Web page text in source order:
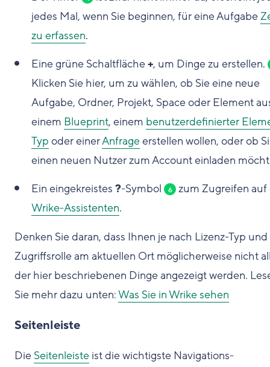
jedes Mal, wenn Sie beginnen, für eine Aufgabe
zu erfassen.
Eine grüne Schaltfläche+, um Dinge zu erstellen.
Klicken Sie hier, um zu wählen, ob Sie eine neue
Aufgabe, Ordner, Projekt, Space oder Element
einem Blueprint, einem benutzerdefinierter
Typ oder einerAnfrageerstellen wollen, oder ob
einen neuen Nutzer zum Account einladen
Ein eingekreistes ?-Symbol 6
zum Zugreifen auf
Wrike-Assistenten.
Denken Sie daran, dass Ihnen je nach Lizenz-Typ und
Zugriffsrolle am aktuellen Ort möglicherweise nicht
der hier beschriebenen Dinge angezeigt werden.
Sie mehr dazu unten:Was Sie in Wrike sehen
Seitenleiste
Die Seitenleiste ist die wichtigste Navigations-